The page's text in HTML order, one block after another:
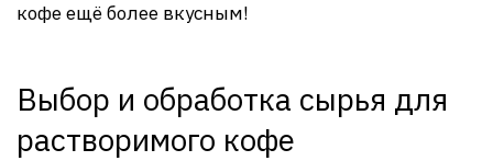
кофе ещё более вкусным!
Выбор и обработка сырья для
растворимого кофе